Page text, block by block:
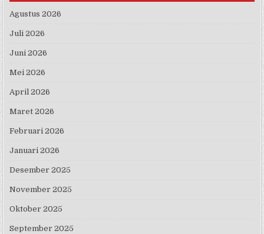
Agustus 2026
Juli 2026
Juni 2026
Mei 2026
April 2026
Maret 2026
Februari 2026
Januari 2026
Desember 2025
November 2025
Oktober 2025
September 2025